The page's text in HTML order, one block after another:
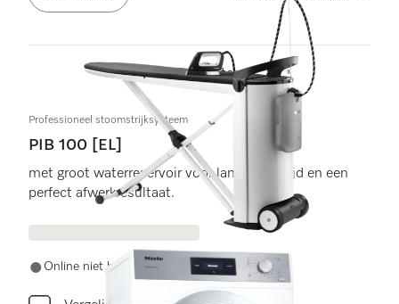
10 Producten
Professioneel stoomstrijksysteem
PIB 100 [EL]
met groot waterreservoir voor lange strijktijd en een
perfect afwerkresultaat.
Online niet beschikbaar